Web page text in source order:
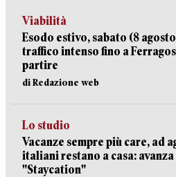
Viabilità
Esodo estivo, sabato (8
traffico intenso fino a
partire
di Redazione web
Lo studio
Vacanze sempre più care, ad
italiani restano a casa:
"Staycation"